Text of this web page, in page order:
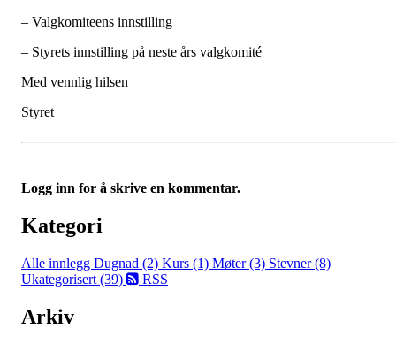
– Valgkomiteens innstilling
– Styrets innstilling på neste års valgkomité
Med vennlig hilsen
Styret
Logg inn for å skrive en kommentar.
Kategori
Alle innlegg Dugnad (2) Kurs (1) Møter (3) Stevner (8)
Ukategorisert (39)
RSS
Arkiv